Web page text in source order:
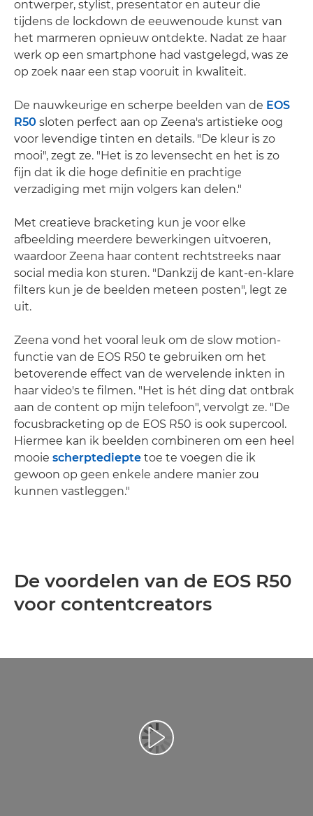
ontwerper, stylist, presentator en auteur die
tijdens de lockdown de eeuwenoude kunst van
het marmeren opnieuw ontdekte. Nadat ze haar
werk op een smartphone had vastgelegd, was ze
op zoek naar een stap vooruit in kwaliteit.
De nauwkeurige en scherpe beelden van de EOS
R50 sloten perfect aan op Zeena's artistieke oog
voor levendige tinten en details. "De kleur is zo
mooi", zegt ze. "Het is zo levensecht en het is zo
fijn dat ik die hoge definitie en prachtige
verzadiging met mijn volgers kan delen."
Met creatieve bracketing kun je voor elke
afbeelding meerdere bewerkingen uitvoeren,
waardoor Zeena haar content rechtstreeks naar
social media kon sturen. "Dankzij de kant-en-klare
filters kun je de beelden meteen posten", legt ze
uit.
Zeena vond het vooral leuk om de slow motion-
functie van de EOS R50 te gebruiken om het
betoverende effect van de wervelende inkten in
haar video's te filmen. "Het is hét ding dat ontbrak
aan de content op mijn telefoon", vervolgt ze. "De
focusbracketing op de EOS R50 is ook supercool.
Hiermee kan ik beelden combineren om een heel
mooie scherptediepte toe te voegen die ik
gewoon op geen enkele andere manier zou
kunnen vastleggen."
De voordelen van de EOS R50
voor contentcreators
Video afspelen